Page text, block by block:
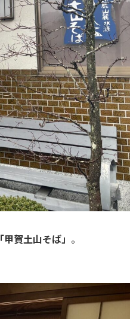
「甲賀土山そば」 。